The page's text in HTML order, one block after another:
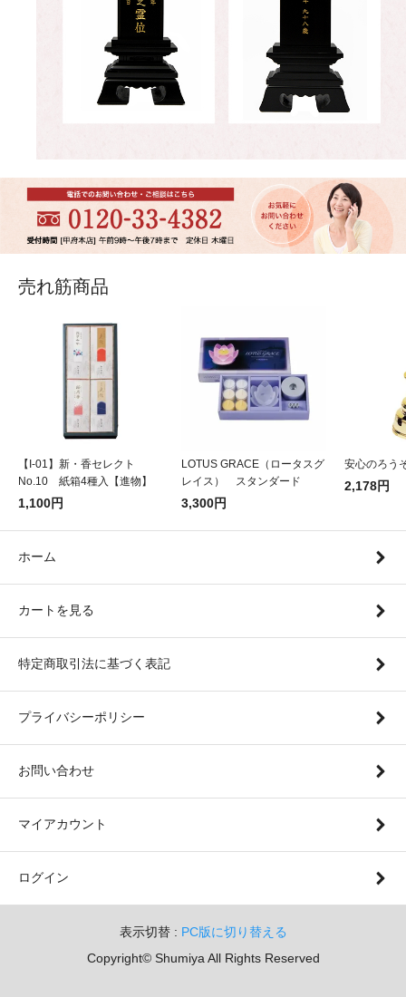
売れ筋商品
【I-01】新・香セレクト
No.10 紙箱4種入【進物】
1,100円
LOTUS GRACE（ロータスグ
レイス） スタンダード
3,300円
安心のろう
2,178円
ホーム
カートを見る
特定商取引法に基づく表記
プライバシーポリシー
お問い合わせ
マイアカウント
ログイン
表示切替 : PC版に切り替える
Copyright© Shumiya All Rights Reserved